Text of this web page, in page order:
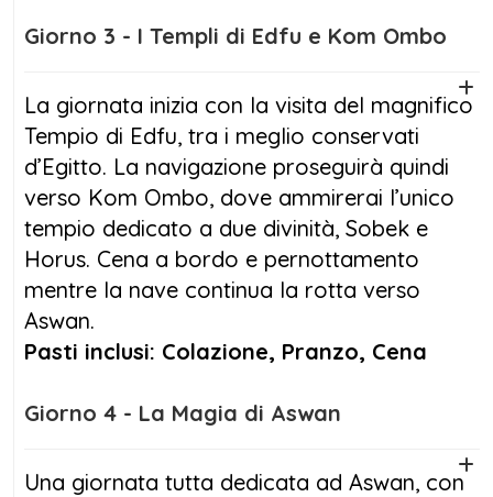
Giorno 3 - I Templi di Edfu e Kom Ombo
La giornata inizia con la visita del magnifico
Tempio di Edfu, tra i meglio conservati
d’Egitto. La navigazione proseguirà quindi
verso Kom Ombo, dove ammirerai l’unico
tempio dedicato a due divinità, Sobek e
Horus. Cena a bordo e pernottamento
mentre la nave continua la rotta verso
Aswan.
Pasti inclusi: Colazione, Pranzo, Cena
Giorno 4 - La Magia di Aswan
Una giornata tutta dedicata ad Aswan, con